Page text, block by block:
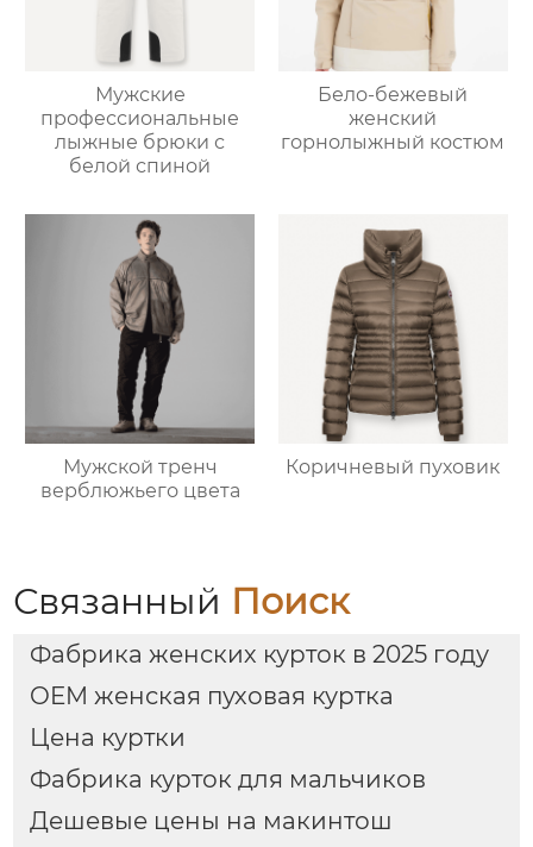
Мужские
профессиональные
лыжные брюки с
белой спиной
Бело-бежевый
женский
горнолыжный костюм
Мужской тренч
верблюжьего цвета
Коричневый пуховик
Связанный Поиск
Фабрика женских курток в 2025 году
OEM женская пуховая куртка
Цена куртки
Фабрика курток для мальчиков
Дешевые цены на макинтош